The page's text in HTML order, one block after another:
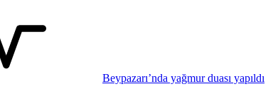
Beypazarı’nda yağmur duası yapıldı